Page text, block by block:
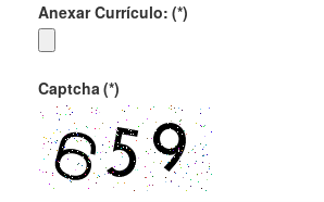
Anexar Currículo: (*)
Captcha (*)